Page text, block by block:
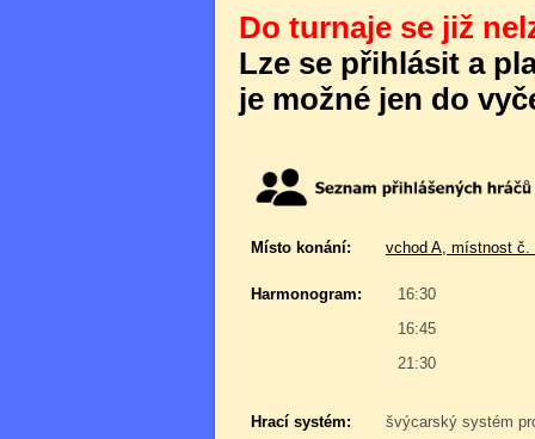
Do turnaje se již
Lze se přihlásit a
je možné jen do
Místo konání: vchod A, místnost č.
Harmonogram:
16:30
16:45
21:30
Hrací systém:
švýcarský systém